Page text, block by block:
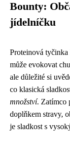
Bounty:
jídelníčku
Proteinová
může evokovat
ale důležité si
co klasická
množství. Zatímco
doplňkem stravy,
je sladkost s